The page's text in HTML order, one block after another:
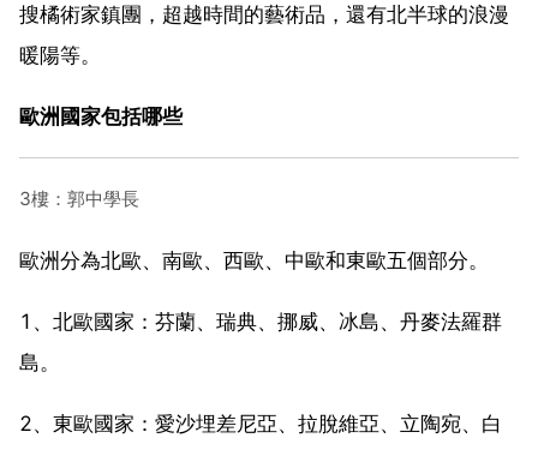
搜橘術家鎮團，超越時間的藝術品，還有北半球的浪漫
暖陽等。
歐洲國家包括哪些
3樓：郭中學長
歐洲分為北歐、南歐、西歐、中歐和東歐五個部分。
1、北歐國家：芬蘭、瑞典、挪威、冰島、丹麥法羅群
島。
2、東歐國家：愛沙埋差尼亞、拉脫維亞、立陶宛、白